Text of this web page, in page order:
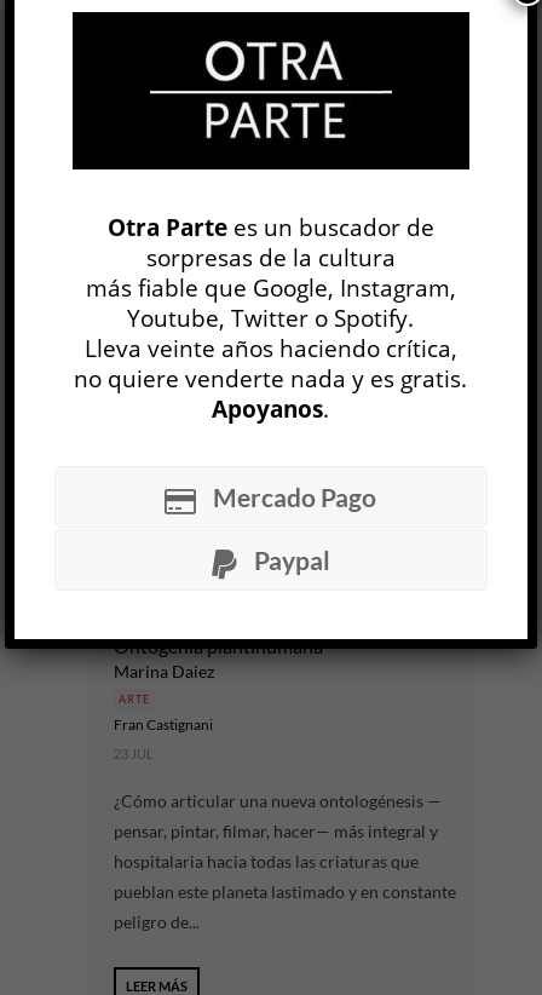
Las paredes de la galería conservan huellas
materiales de su pasado. Como si se tratara de
LEER MÁS
Liquidación
Alfredo Dufour
ARTE
Manuel Quaranta
30 JUL
sobre cómo convertirse en director de cine. El
Ontogenia plantihumana
Marina Daiez
ARTE
Fran Castignani
23 JUL
¿Cómo articular una nueva ontologénesis —
pensar, pintar, filmar, hacer— más integral y
hospitalaria hacia todas las criaturas que
pueblan este planeta lastimado y en constante
peligro de...
LEER MÁS
Otra Partees un buscador de
sorpresas de la cultura
más fiable que Google, Instagram,
Youtube, Twitter o Spotify.
Lleva veinte años haciendo crítica,
no quiere venderte nada y es gratis.
Apoyanos.
Mercado Pago
Paypal